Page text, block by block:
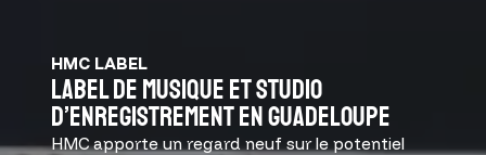
HMC LABEL
Label de musique et studio
d’enregistrement en Guadeloupe
HMC apporte un regard neuf sur le potentiel